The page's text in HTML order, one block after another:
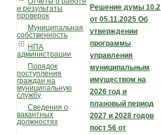
и результаты
проверок
Муниципальная
собственность
НПА
администрации
Порядок
поступления
граждан на
муниципальную
службу
Сведения о
вакантных
должностях
Решение думы 10.2
от 05.11.2025 Об
утверждении
программы
управления
муниципальным
имуществом на
2026 год и
плановый период
2027 и 2028 годов
пост 56 от